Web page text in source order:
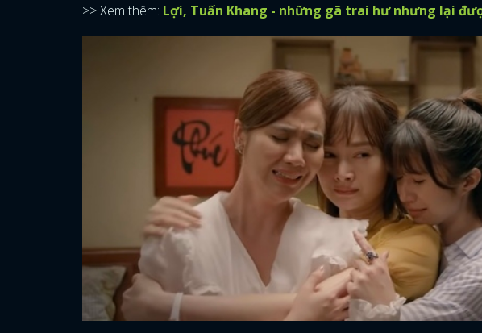
>> Xem thêm: Lợi, Tuấn Khang - những gã trai hư nhưng lại